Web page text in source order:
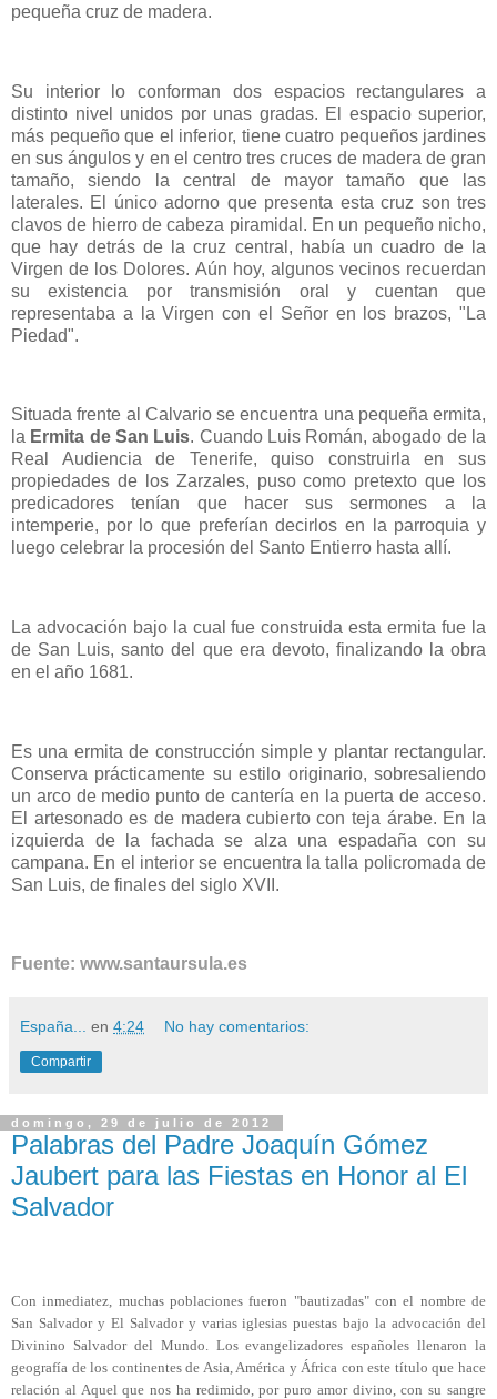
pequeña cruz de madera.
Su interior lo conforman dos espacios rectangulares a
distinto nivel unidos por unas gradas. El espacio superior,
más pequeño que el inferior, tiene cuatro pequeños jardines
en sus ángulos y en el centro tres cruces de madera de gran
tamaño, siendo la central de mayor tamaño que las
laterales. El único adorno que presenta esta cruz son tres
clavos de hierro de cabeza piramidal. En un pequeño nicho,
que hay detrás de la cruz central, había un cuadro de la
Virgen de los Dolores. Aún hoy, algunos vecinos recuerdan
su existencia por transmisión oral y cuentan que
representaba a la Virgen con el Señor en los brazos, "La
Piedad".
Situada frente al Calvario se encuentra una pequeña ermita,
la Ermita de San Luis. Cuando Luis Román, abogado de la
Real Audiencia de Tenerife, quiso construirla en sus
propiedades de los Zarzales, puso como pretexto que los
predicadores tenían que hacer sus sermones a la
intemperie, por lo que preferían decirlos en la parroquia y
luego celebrar la procesión del Santo Entierro hasta allí.
La advocación bajo la cual fue construida esta ermita fue la
de San Luis, santo del que era devoto, finalizando la obra
en el año 1681.
Es una ermita de construcción simple y plantar rectangular.
Conserva prácticamente su estilo originario, sobresaliendo
un arco de medio punto de cantería en la puerta de acceso.
El artesonado es de madera cubierto con teja árabe. En la
izquierda de la fachada se alza una espadaña con su
campana. En el interior se encuentra la talla policromada de
San Luis, de finales del siglo XVII.
Fuente: www.santaursula.es
España... en 4:24 No hay comentarios:
Compartir
domingo, 29 de julio de 2012
Palabras del Padre Joaquín Gómez
Jaubert para las Fiestas en Honor al El
Salvador
Con inmediatez, muchas poblaciones fueron "bautizadas" con el nombre de
San Salvador y El Salvador y varias iglesias puestas bajo la advocación del
Divinino Salvador del Mundo. Los evangelizadores españoles llenaron la
geografía de los continentes de Asia, América y África con este título que hace
relación al Aquel que nos ha redimido, por puro amor divino, con su sangre